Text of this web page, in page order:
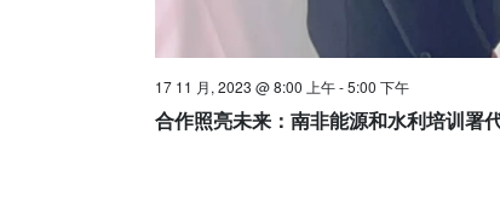
17 11 月, 2023 @ 8:00 上午-5:00 下午
合作照亮未来：南非能源和水利培训署